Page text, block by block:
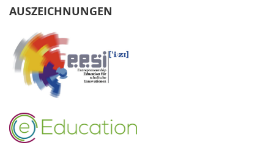
AUSZEICHNUNGEN